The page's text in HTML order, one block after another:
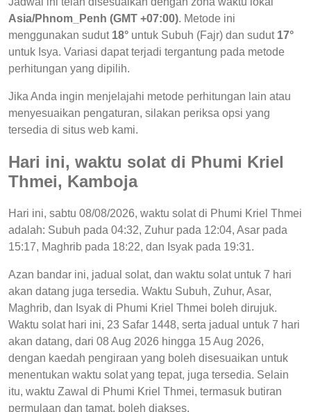
Asia/Phnom_Penh (GMT +07:00). Metode ini
menggunakan sudut 18° untuk Subuh (Fajr) dan sudut 17°
untuk Isya. Variasi dapat terjadi tergantung pada metode
perhitungan yang dipilih.
Jika Anda ingin menjelajahi metode perhitungan lain atau
menyesuaikan pengaturan, silakan periksa opsi yang
tersedia di situs web kami.
Hari ini, waktu solat di Phumi Kriel
Thmei, Kamboja
Hari ini, sabtu 08/08/2026, waktu solat di Phumi Kriel Thmei
adalah: Subuh pada 04:32, Zuhur pada 12:04, Asar pada
15:17, Maghrib pada 18:22, dan Isyak pada 19:31.
Azan bandar ini, jadual solat, dan waktu solat untuk 7 hari
akan datang juga tersedia. Waktu Subuh, Zuhur, Asar,
Maghrib, dan Isyak di Phumi Kriel Thmei boleh dirujuk.
Waktu solat hari ini, 23 Safar 1448, serta jadual untuk 7 hari
akan datang, dari 08 Aug 2026 hingga 15 Aug 2026,
dengan kaedah pengiraan yang boleh disesuaikan untuk
menentukan waktu solat yang tepat, juga tersedia. Selain
itu, waktu Zawal di Phumi Kriel Thmei, termasuk butiran
permulaan dan tamat, boleh diakses.